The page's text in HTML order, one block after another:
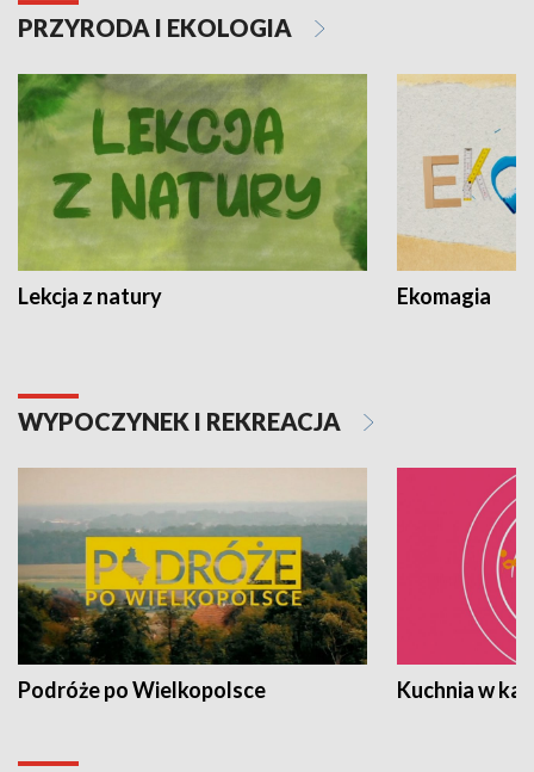
PRZYRODA I EKOLOGIA
Lekcja z natury Ekomagia
WYPOCZYNEK I REKREACJA
Podróże po Wielkopolsce Kuchnia w